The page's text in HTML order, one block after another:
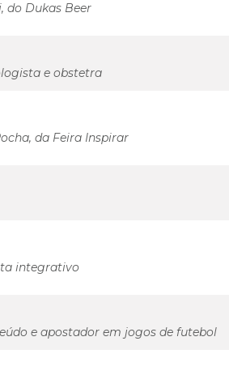
do Dukas Beer
e obstetra
da Feira Inspirar
integrativo
e apostador em jogos de futebol